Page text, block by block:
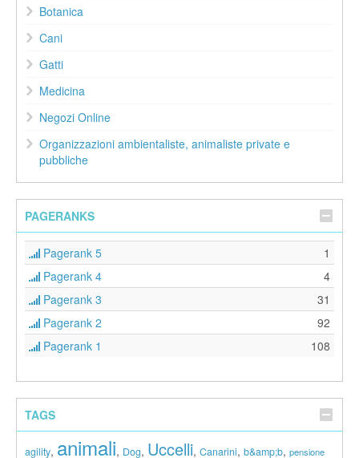
Botanica
Cani
Gatti
Medicina
Negozi Online
Organizzazioni ambientaliste, animaliste private e
pubbliche
PAGERANKS
Pagerank 5
1
Pagerank 4
4
Pagerank 3
31
Pagerank 2
92
Pagerank 1
108
TAGS
agility, animali, Dog, Uccelli, Canarini, b&amp;b, pensione